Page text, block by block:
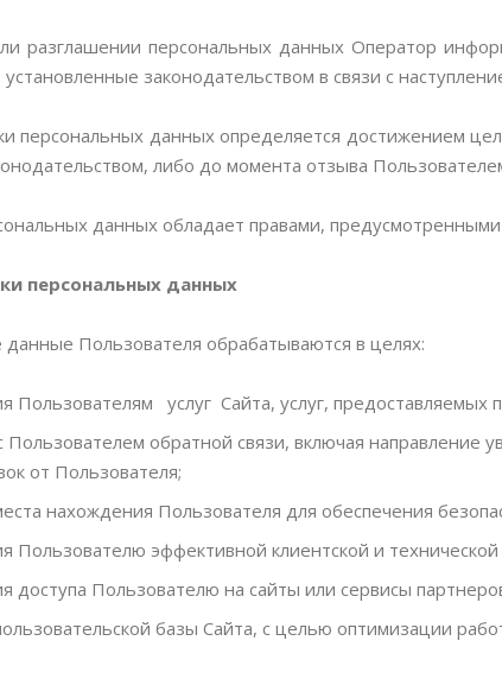
разглашении персональных данных Оператор
законодательством в связи с
персональных данных определяется достижением
либо до момента отзыва
данных обладает правами,
персональных данных
Пользователя обрабатываются в целях:
Пользователям услуг Сайта, услуг, предоставляемых
Пользователем обратной связи, включая направление
от Пользователя;
нахождения Пользователя для обеспечения
Пользователю эффективной клиентской и
доступа Пользователю на сайты или сервисы
базы Сайта, с целью оптимизации